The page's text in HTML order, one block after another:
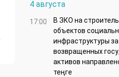
4 августа
17:00
В ЗКО на
объектов
инфраструктуры
возвращенных
активов
теңге